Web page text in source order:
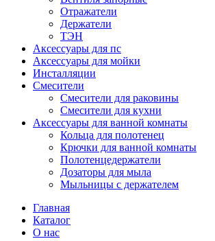
Отражатели
Держатели
ТЭН
Аксессуары для пс
Аксессуары для мойки
Инсталляции
Смесители
Смесители для раковины
Смесители для кухни
Аксессуары для ванной комнаты
Кольца для полотенец
Крючки для ванной комнаты
Полотенцедержатели
Дозаторы для мыла
Мыльницы с держателем
Главная
Каталог
О нас